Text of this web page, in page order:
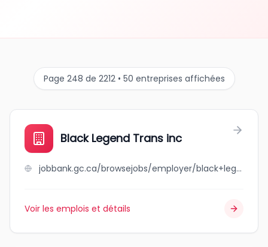
Page 248 de 2212 • 50 entreprises affichées
Black Legend Trans inc
jobbank.gc.ca/browsejobs/employer/black+legend+trans+inc/ca
Voir les emplois et détails